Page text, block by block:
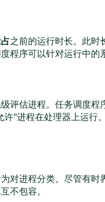
之前的运行时长。此时
程序可以针对运行中的
评估进程。任务调度
许”进程在处理器上运行。
对进程分类。尽管有
不包容。